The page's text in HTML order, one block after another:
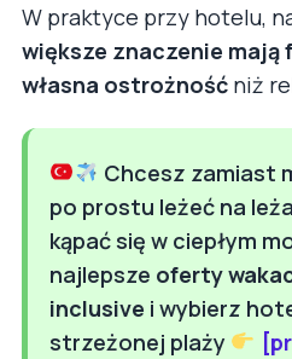
W praktyce przy hotelu,
większe znaczenie mają
własna ostrożność niż
Chcesz zamiast
po prostu leżeć na
kąpać się w ciepłym
najlepsze oferty
inclusive i wybierz
strzeżonej plaży